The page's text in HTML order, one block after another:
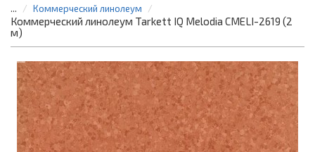
... Коммерческий линолеум
Коммерческий линолеум Tarkett IQ Melodia CMELI-2619 (2
м)